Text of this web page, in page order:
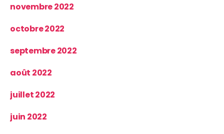
novembre 2022
octobre 2022
septembre 2022
août 2022
juillet 2022
juin 2022